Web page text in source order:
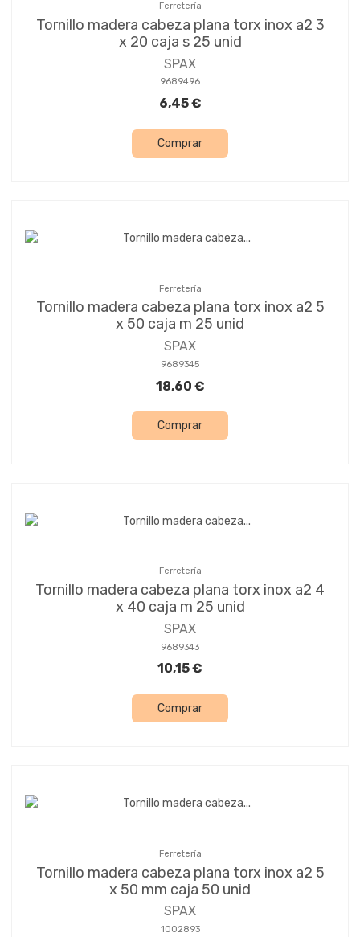
Ferretería
Tornillo madera cabeza plana torx inox a2 3
x 20 caja s 25 unid
SPAX
9689496
6,45 €
Comprar
Ferretería
Tornillo madera cabeza plana torx inox a2 5
x 50 caja m 25 unid
SPAX
9689345
18,60 €
Comprar
Ferretería
Tornillo madera cabeza plana torx inox a2 4
x 40 caja m 25 unid
SPAX
9689343
10,15 €
Comprar
Ferretería
Tornillo madera cabeza plana torx inox a2 5
x 50 mm caja 50 unid
SPAX
1002893